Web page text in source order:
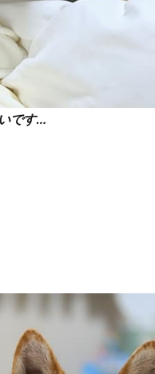
です…